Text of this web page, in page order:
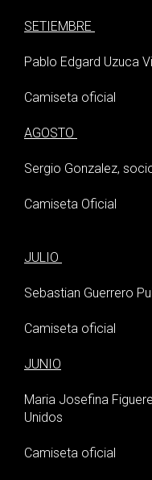
SETIEMBRE
Pablo Edgard Uzuca
Camiseta oficial
AGOSTO
Sergio Gonzalez,
Camiseta Oficial
JULIO
Sebastian Guerrero
Camiseta oficial
JUNIO
Maria Josefina
Unidos
Camiseta oficial